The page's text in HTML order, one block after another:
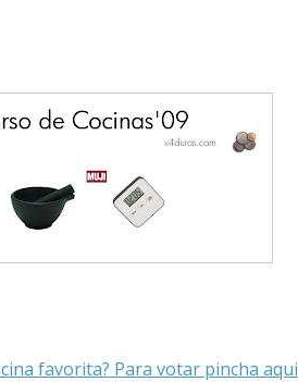
favorita? Para votar pincha aqui